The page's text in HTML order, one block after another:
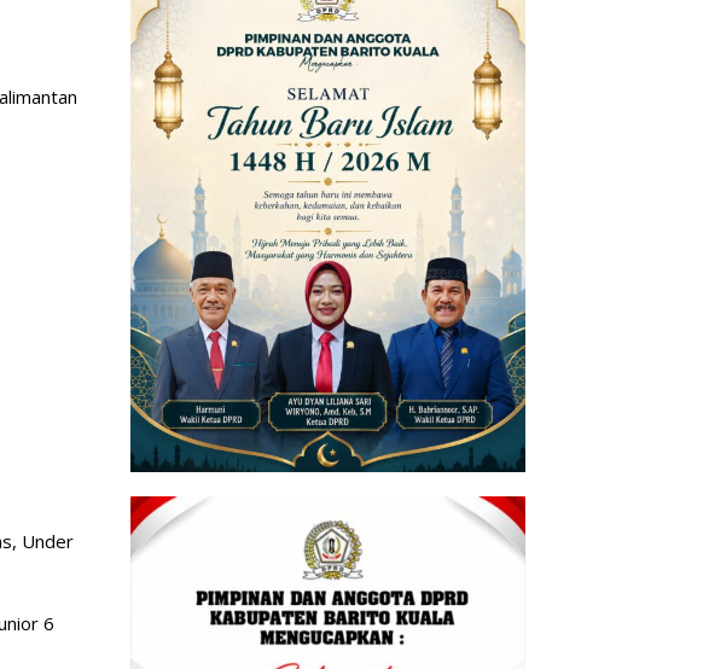
Under
6